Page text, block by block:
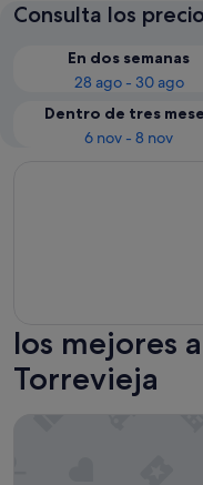
Consulta los
En dos semanas
28 ago - 30 ago
Dentro de tres
6 nov - 8 nov
los mejores
Torrevieja